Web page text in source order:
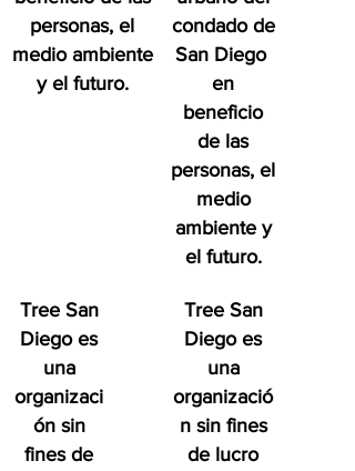
personas, el
medio ambiente
y el futuro.
Tree San
Diego es
una
organizaci
ón sin
fines de
condado de
San Diego
en
beneficio
de las
personas, el
medio
ambiente y
el futuro.
Tree San
Diego es
una
organizació
n sin fines
de lucro